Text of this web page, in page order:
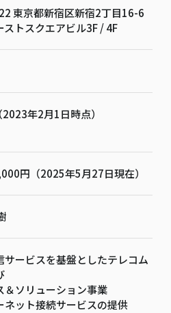
東京都新宿区新宿2丁目16-6
ストスクエアビル3F / 4F
年2月1日時点）
円（2025年5月27日現在）
サービスを基盤としたテレコム
＆ソリューション事業
ネット接続サービスの提供